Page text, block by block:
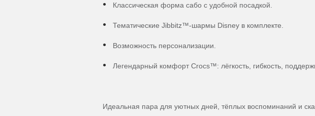
Классическая форма сабо с удобной посадкой.
Тематические Jibbitz™-шармы Disney в комплекте.
Возможность персонализации.
Легендарный комфорт Crocs™: лёгкость, гибкость,
Идеальная пара для уютных дней, тёплых воспоминаний и